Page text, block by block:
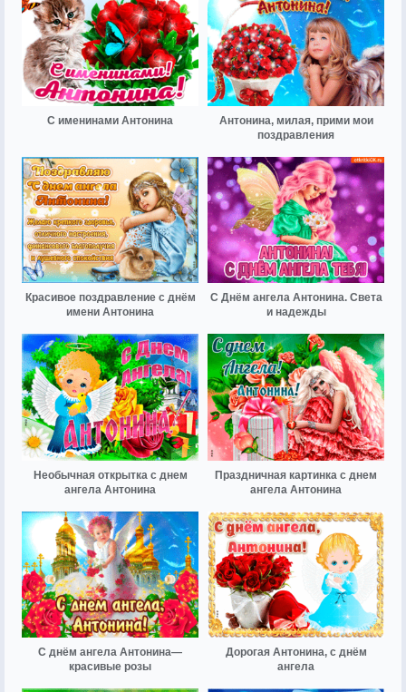
С именинами Антонина
Антонина, милая, прими мои
поздравления
Красивое поздравление с днём
имени Антонина
С Днём ангела Антонина. Света
и надежды
Необычная открытка с днем
ангела Антонина
Праздничная картинка с днем
ангела Антонина
С днём ангела Антонина—
красивые розы
Дорогая Антонина, с днём
ангела